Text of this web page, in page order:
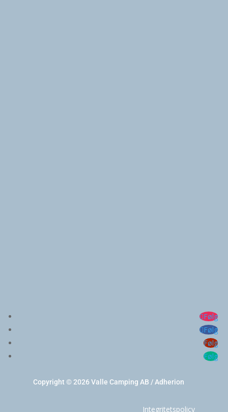
Følg
Følg
Følg
Følg
Copyright © 2026 Valle Camping AB / Adherion
Integritetspolicy